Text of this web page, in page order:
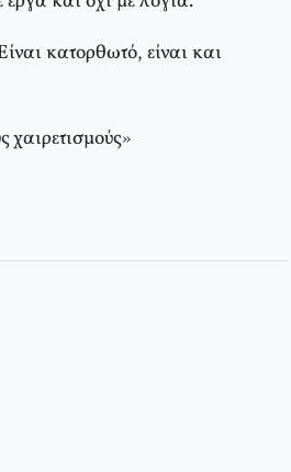
κατορθωτό, είναι και
χαιρετισμούς»